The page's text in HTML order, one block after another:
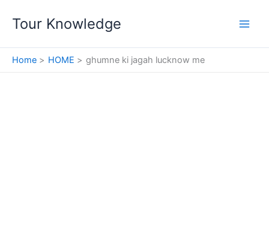
Tour Knowledge
Home HOME ghumne ki jagah lucknow me